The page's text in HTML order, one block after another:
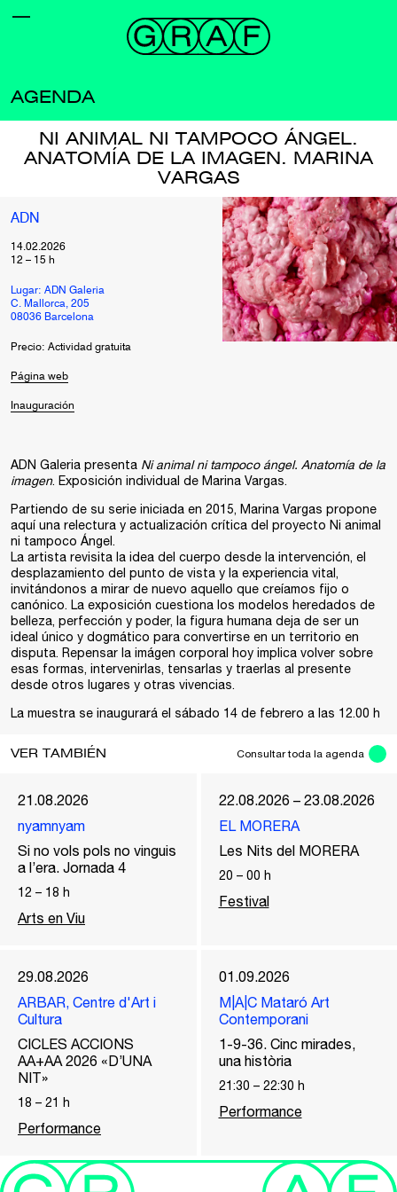
AGENDA
NI ANIMAL NI TAMPOCO ÁNGEL.
ANATOMÍA DE LA IMAGEN. MARINA
VARGAS
ADN
14.02.2026
12 – 15 h
Lugar: ADN Galeria
C. Mallorca, 205
08036 Barcelona
Precio: Actividad gratuita
Página web
Inauguración
ADN Galeria presenta Ni animal ni tampoco ángel. Anatomía de la
imagen. Exposición individual de Marina Vargas.
Partiendo de su serie iniciada en 2015, Marina Vargas propone
aquí una relectura y actualización crítica del proyecto Ni animal
ni tampoco Ángel.
La artista revisita la idea del cuerpo desde la intervención, el
desplazamiento del punto de vista y la experiencia vital,
invitándonos a mirar de nuevo aquello que creíamos fijo o
canónico. La exposición cuestiona los modelos heredados de
belleza, perfección y poder, la figura humana deja de ser un
ideal único y dogmático para convertirse en un territorio en
disputa. Repensar la imágen corporal hoy implica volver sobre
esas formas, intervenirlas, tensarlas y traerlas al presente
desde otros lugares y otras vivencias.
La muestra se inaugurará el sábado 14 de febrero a las 12.00 h
VER TAMBIÉN Consultar toda la agenda
21.08.2026
nyamnyam
Si no vols pols no vinguis
a l’era. Jornada 4
12 – 18 h
Arts en Viu
22.08.2026 – 23.08.2026
EL MORERA
Les Nits del MORERA
20 – 00 h
Festival
29.08.2026
ARBAR, Centre d'Art i
Cultura
CICLES ACCIONS
AA+AA 2026 «D’UNA
NIT»
18 – 21 h
Performance
01.09.2026
M|A|C Mataró Art
Contemporani
1-9-36. Cinc mirades,
una història
21:30 – 22:30 h
Performance